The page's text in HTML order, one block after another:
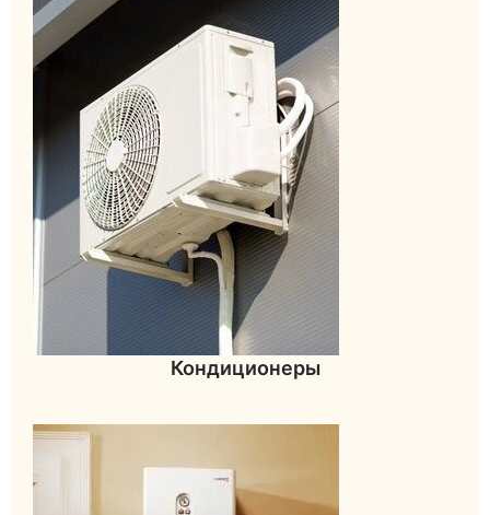
Кондиционеры